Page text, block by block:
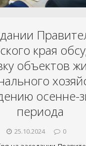
края
объектов
осенне-
периода
25.10.2024 0